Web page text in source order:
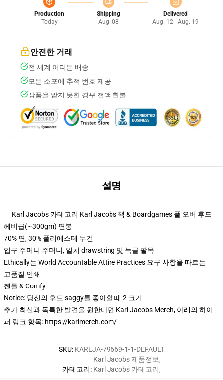
Production
Today
Shipping
Aug. 08
Delivered
Aug. 12 - Aug. 19
안전한 거래
전 세계 어디든 배송
모든 소포에 추적 번호 제공
상품을 받지 못한 경우 전액 환불
설명
Karl Jacobs 카테고리 Karl Jacobs 책 & Boardgames 풀 오버 후드
헤비급(~300gm) 면봉
70% 면, 30% 폴리에스테 두건
입구 주머니 주머니, 일치 drawstring 및 늑골 팔목
Ethically는 World Accountable Attire Practices 요구 사항을 따르는
고품질 인쇄
젠틀 & Comfy
Notice: 당신의 후드 saggy를 좋아할 때 2 크기
추가 최신과 독특한 발견을 원한다면 Karl Jacobs Merch, 아래의 하이
퍼 링크 항목: https://karlmerch.com/
SKU: KARLJA-79669-1-1-DEFAULT
카테고리:
Karl Jacobs 제품정보,
Karl Jacobs 카테고리,